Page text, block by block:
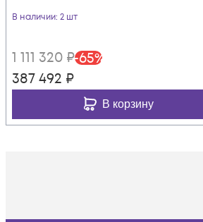
В наличии: 2 шт
1 111 320 ₽-65%
387 492 ₽
В корзину